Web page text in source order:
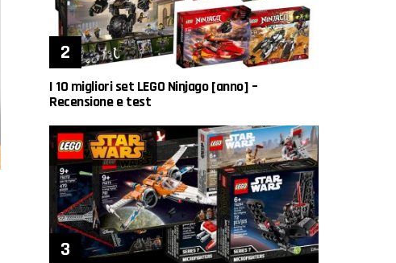
I 10 migliori set LEGO Ninjago [anno] –
Recensione e test